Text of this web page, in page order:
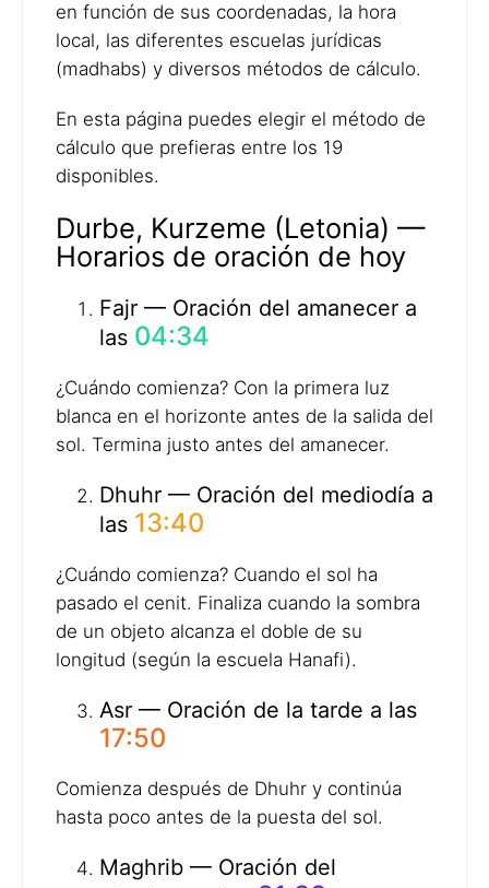
en función de sus coordenadas, la hora
local, las diferentes escuelas jurídicas
(madhabs) y diversos métodos de cálculo.
En esta página puedes elegir el método de
cálculo que prefieras entre los 19
disponibles.
Durbe, Kurzeme (Letonia) —
Horarios de oración de hoy
Fajr — Oración del amanecer a
las 04:34
¿Cuándo comienza? Con la primera luz
blanca en el horizonte antes de la salida del
sol. Termina justo antes del amanecer.
Dhuhr — Oración del mediodía a
las 13:40
¿Cuándo comienza? Cuando el sol ha
pasado el cenit. Finaliza cuando la sombra
de un objeto alcanza el doble de su
longitud (según la escuela Hanafi).
Asr — Oración de la tarde a las
17:50
Comienza después de Dhuhr y continúa
hasta poco antes de la puesta del sol.
Maghrib — Oración del